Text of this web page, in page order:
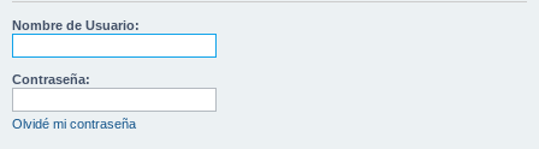
Nombre de Usuario:
Contraseña:
Olvidé mi contraseña